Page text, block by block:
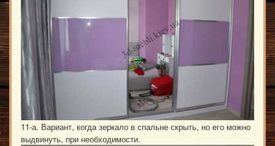
11-а. Вариант, когда зеркало в спальне скрыть, но его можно
выдвинуть, при необходимости.